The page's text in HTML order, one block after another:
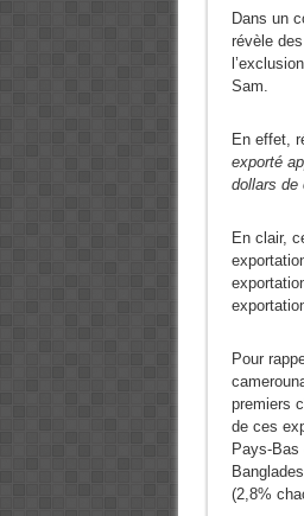
Dans un
révèle
Sam.
En effet,
exporté
dollars de
En clair,
Pour
premiers
de ces
Pays-Bas
(2,8%